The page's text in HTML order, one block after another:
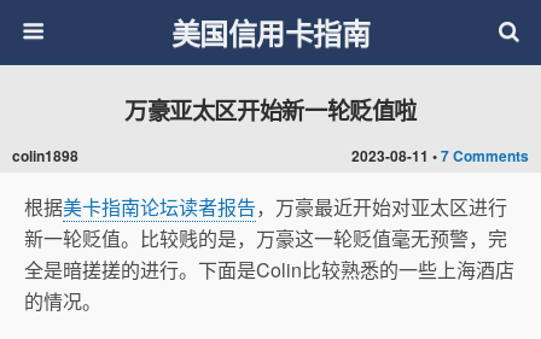
美国信用卡指南
2023-08-11 •7 Comments
万豪亚太区开始新一轮贬值啦
colin1898
根据美卡指南论坛读者报告，万豪最近开始对亚太区进行
新一轮贬值。比较贱的是，万豪这一轮贬值毫无预警，完
全是暗搓搓的进行。下面是Colin比较熟悉的一些上海酒店
的情况。